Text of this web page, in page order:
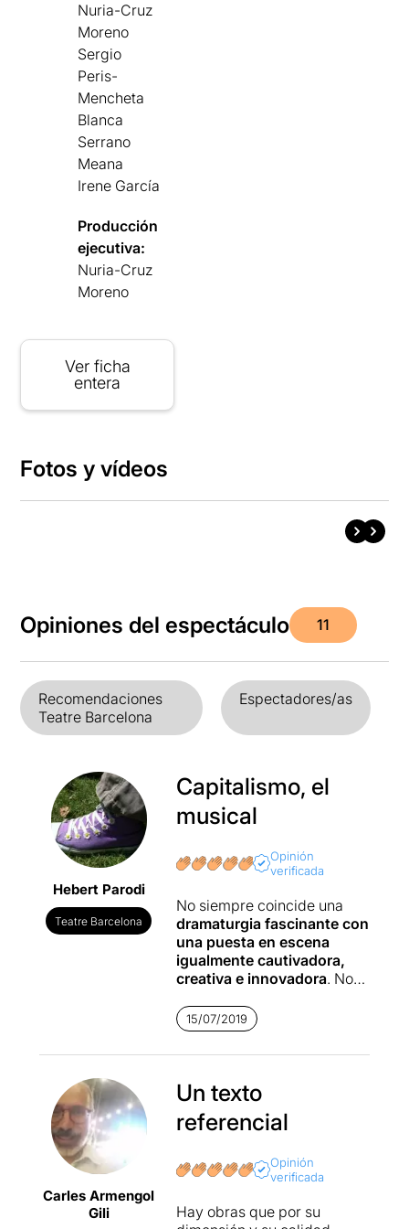
Nuria-Cruz
Moreno
Sergio
Peris-
Mencheta
Blanca
Serrano
Meana
Irene García
Producción
ejecutiva:
Nuria-Cruz
Moreno
Ver ficha
entera
Fotos y vídeos
Opiniones del espectáculo 11
Recomendaciones
Teatre Barcelona
Espectadores/as
Hebert Parodi
Teatre Barcelona
Capitalismo, el
musical
Opinión
verificada
No siempre coincide una
dramaturgia fascinante con
una puesta en escena
igualmente cautivadora,
creativa e innovadora. No
el cómo. Aunar los dos
aspectos es tarea ardua.
Cuando como aquí,
calidad altísimo, asistes a
una velada de Teatro con
mayúsculas.
Por una parte, la historia
(nacimiento, auge y caída)
capitalismo: la banca
15/07/2019
Carles Armengol
Gili
Un texto
referencial
Opinión
verificada
Hay obras que por su